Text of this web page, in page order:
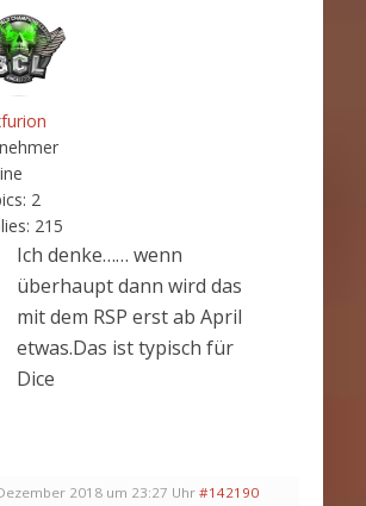
2
215
Ich denke…… wenn
überhaupt dann wird das
mit dem RSP erst ab April
etwas.Das ist typisch für
Dice
2018 um 23:27 Uhr #142190